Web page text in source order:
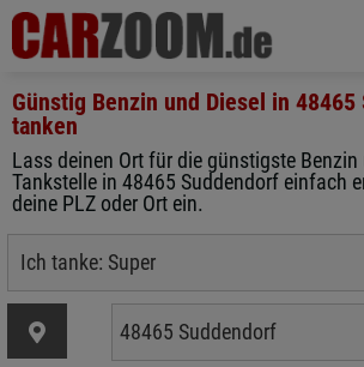
Günstig Benzin und Diesel in 48465
tanken
Lass deinen Ort für die günstigste Benzin
Tankstelle in 48465 Suddendorf einfach
deine PLZ oder Ort ein.